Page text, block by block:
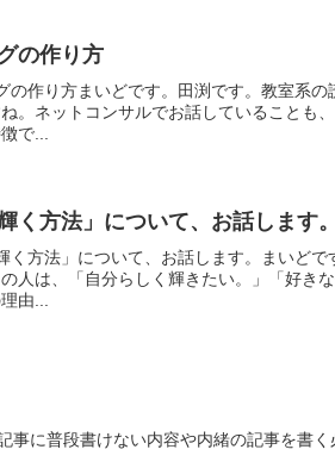
の作り方
作り方まいどです。田渕です。教室系
。ネットコンサルでお話していることも
で...
く方法」について、お話します。
方法」について、お話します。まいどで
人は、「自分らしく輝きたい。」「好き
由...
事に普段書けない内容や内緒の記事を書く